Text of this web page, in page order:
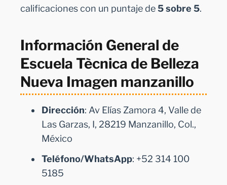
calificaciones con un puntaje de5 sobre 5.
Información General de
Escuela Tècnica de Belleza
Nueva Imagen manzanillo
Dirección: Av Elías Zamora 4, Valle de
Las Garzas, I, 28219 Manzanillo, Col.,
México
Teléfono/WhatsApp: +52 314 100
5185